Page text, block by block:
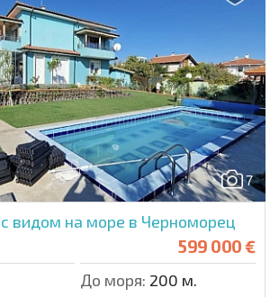
7
видом на море в Черноморец
599 000 €
До моря: 200 м.